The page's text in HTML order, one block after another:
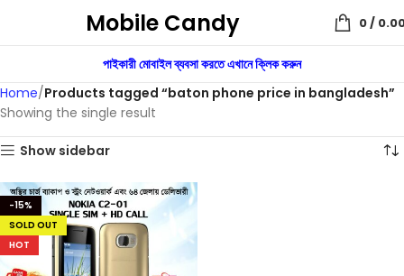
Mobile Candy 0/
পাইকারী মোবাইল ব্যবসা করতে এখানে ক্লিক করুন
Home Products tagged “baton phone price in bangladesh”
Showing the single result
Show sidebar
-15%
SOLD OUT
HOT